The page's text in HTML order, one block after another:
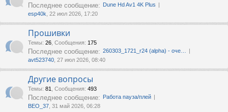
Последнее сообщение: Dune Hd Av1 4K Plus
esp40k , 22 июл 2026, 17:20
Прошивки
Темы: 26 Сообщения: 175
Последнее сообщение: 260303_1721_r24 (alpha) - оче…
avt523740 , 27 июл 2026, 08:40
Другие вопросы
Темы: 81 Сообщения: 493
Последнее сообщение: Работа пауза/плей
ВЕО_37 , 31 май 2026, 06:28